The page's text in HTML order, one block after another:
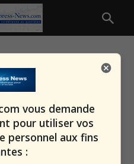
Medan : « Il faut
Haredim, mais je...
31 juillet 2026
vous demande
pour utiliser vos
personnel aux fins
: